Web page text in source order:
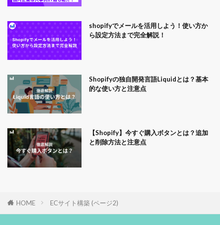
shopifyでメールを活用しよう！使い方か
ら設定方法まで完全解説！
Shopifyの独自開発言語Liquidとは？基本
的な使い方と注意点
【Shopify】今すぐ購入ボタンとは？追加
と削除方法と注意点
HOME ECサイト構築 (ページ2)